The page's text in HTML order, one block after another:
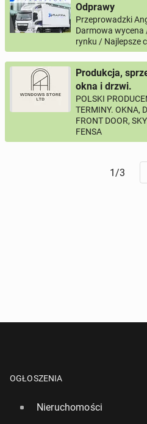
Odprawy
Przeprowadzki
Darmowa wycena
rynku / Najlepsze
Produkcja,
okna i drzwi.
POLSKI
TERMINY. OKNA,
FRONT DOOR,
FENSA
1/3
OGŁOSZENIA
Nieruchomości